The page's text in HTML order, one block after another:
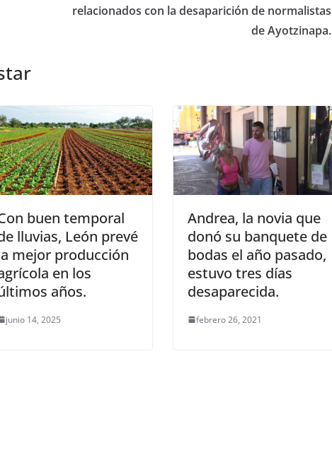
relacionados con la desaparición de normalistas
de Ayotzinapa.
buen temporal
lluvias, León prevé
mejor producción
en los
años.
junio 14, 2025
Andrea, la novia que
donó su banquete de
bodas el año pasado,
estuvo tres días
desaparecida.
febrero 26, 2021